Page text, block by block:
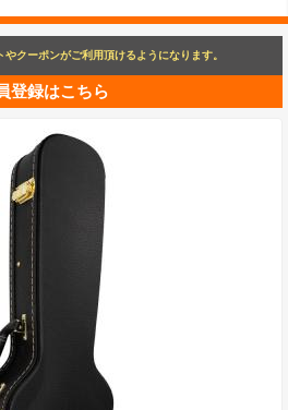
クーポンがご利用頂けるようになります。
登録はこちら